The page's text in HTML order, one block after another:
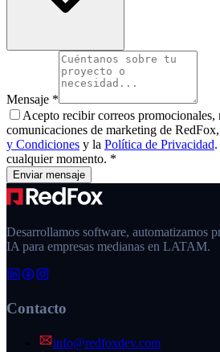
Mensaje *
Acepto recibir correos promocionales,
comunicaciones de marketing de RedFox
y Condiciones y la Política de Privacidad
cualquier momento. *
Enviar mensaje
Desarrollamos software, automatizamos
IA para empresas medianas en LATAM.
Contacto
info@redfoxdev.com